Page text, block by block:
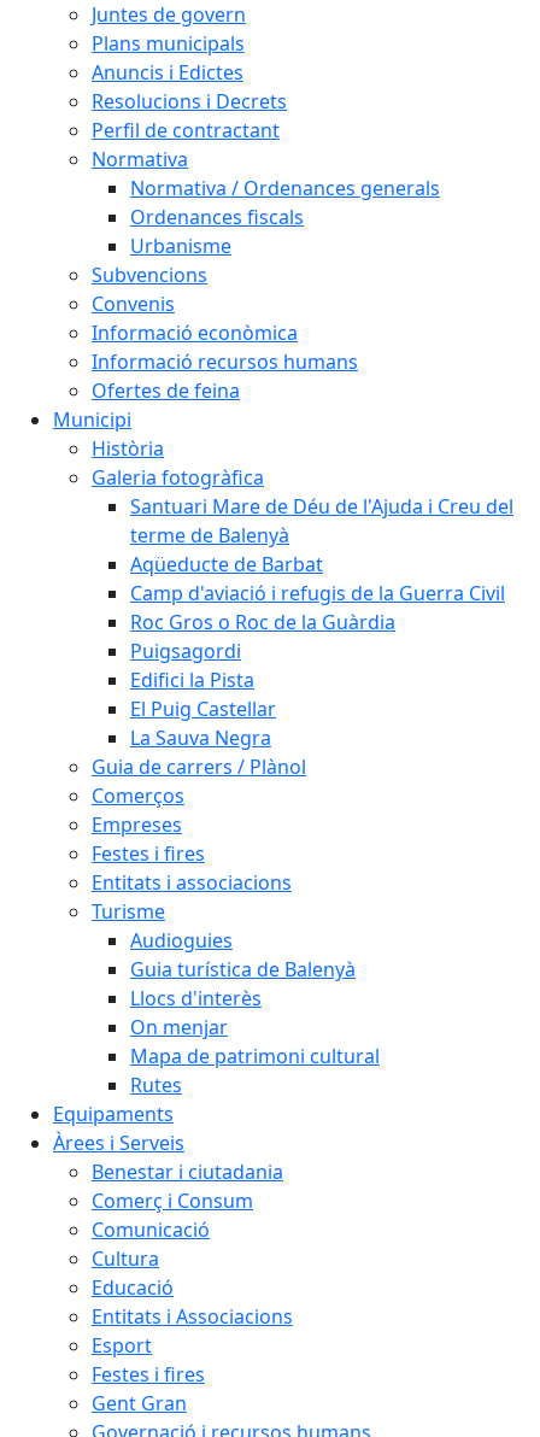
Juntes de govern
Plans municipals
Anuncis i Edictes
Resolucions i Decrets
Perfil de contractant
Normativa
Normativa / Ordenances generals
Ordenances fiscals
Urbanisme
Subvencions
Convenis
Informació econòmica
Informació recursos humans
Ofertes de feina
Municipi
Història
Galeria fotogràfica
Santuari Mare de Déu de l'Ajuda i Creu del
terme de Balenyà
Aqüeducte de Barbat
Camp d'aviació i refugis de la Guerra Civil
Roc Gros o Roc de la Guàrdia
Puigsagordi
Edifici la Pista
El Puig Castellar
La Sauva Negra
Guia de carrers / Plànol
Comerços
Empreses
Festes i fires
Entitats i associacions
Turisme
Audioguies
Guia turística de Balenyà
Llocs d'interès
On menjar
Mapa de patrimoni cultural
Rutes
Equipaments
Àrees i Serveis
Benestar i ciutadania
Comerç i Consum
Comunicació
Cultura
Educació
Entitats i Associacions
Esport
Festes i fires
Gent Gran